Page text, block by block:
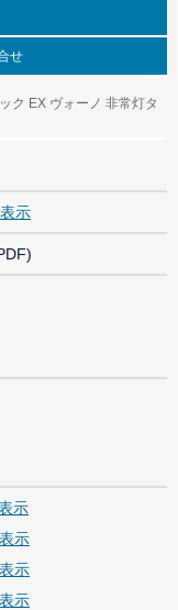
せ
ク EX ヴォーノ 非常灯タ